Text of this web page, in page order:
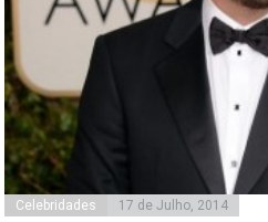
Celebridades 17 de Julho, 2014